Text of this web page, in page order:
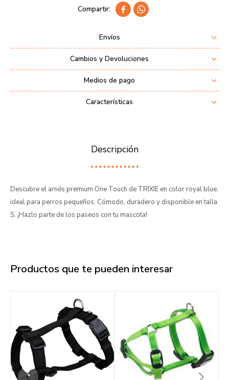
 
Envíos
Cambios y Devoluciones
Medios de pago
Características
Descripción
Descubre el arnés premium One Touch de TRIXIE en color royal blue,
ideal para perros pequeños. Cómodo, duradero y disponible en talla
S. ¡Hazlo parte de los paseos con tu mascota!
Productos que te pueden interesar